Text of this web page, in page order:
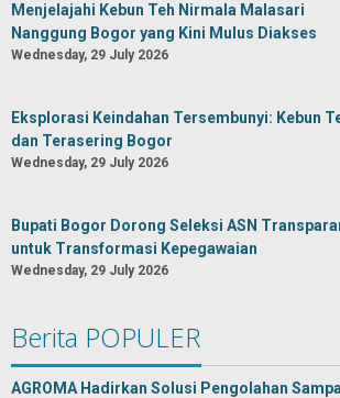
Menjelajahi Kebun Teh Nirmala Malasari
Nanggung Bogor yang Kini Mulus Diakses
Wednesday, 29 July 2026
Eksplorasi Keindahan Tersembunyi: Kebun
dan Terasering Bogor
Wednesday, 29 July 2026
Bupati Bogor Dorong Seleksi ASN
untuk Transformasi Kepegawaian
Wednesday, 29 July 2026
Berita POPULER
AGROMA Hadirkan Solusi Pengolahan